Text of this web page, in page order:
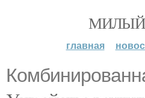
главная